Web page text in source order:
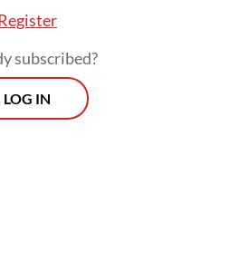
bertahun-tahun.
subscribed?
LOG IN